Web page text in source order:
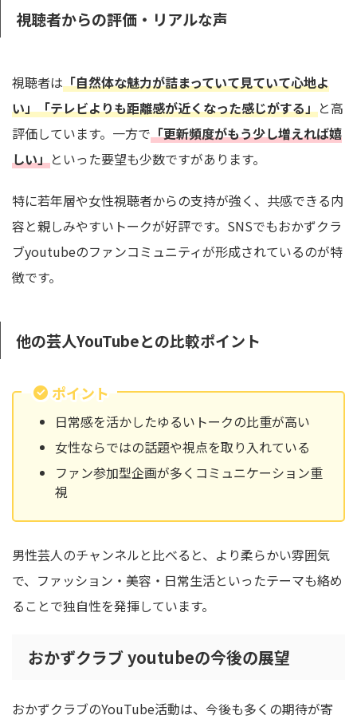
視聴者からの評価・リアルな声
視聴者は「自然体な魅力が詰まっていて見ていて心地よ
い」「テレビよりも距離感が近くなった感じがする」と高
評価しています。一方で「更新頻度がもう少し増えれば嬉
しい」といった要望も少数ですがあります。
特に若年層や女性視聴者からの支持が強く、共感できる内
容と親しみやすいトークが好評です。SNSでもおかずクラ
ブyoutubeのファンコミュニティが形成されているのが特
徴です。
他の芸人YouTubeとの比較ポイント
ポイント
日常感を活かしたゆるいトークの比重が高い
女性ならではの話題や視点を取り入れている
ファン参加型企画が多くコミュニケーション重
視
男性芸人のチャンネルと比べると、より柔らかい雰囲気
で、ファッション・美容・日常生活といったテーマも絡め
ることで独自性を発揮しています。
おかずクラブ youtubeの今後の展望
おかずクラブのYouTube活動は、今後も多くの期待が寄